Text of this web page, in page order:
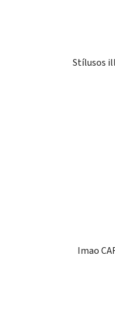
Stílusos
Imao